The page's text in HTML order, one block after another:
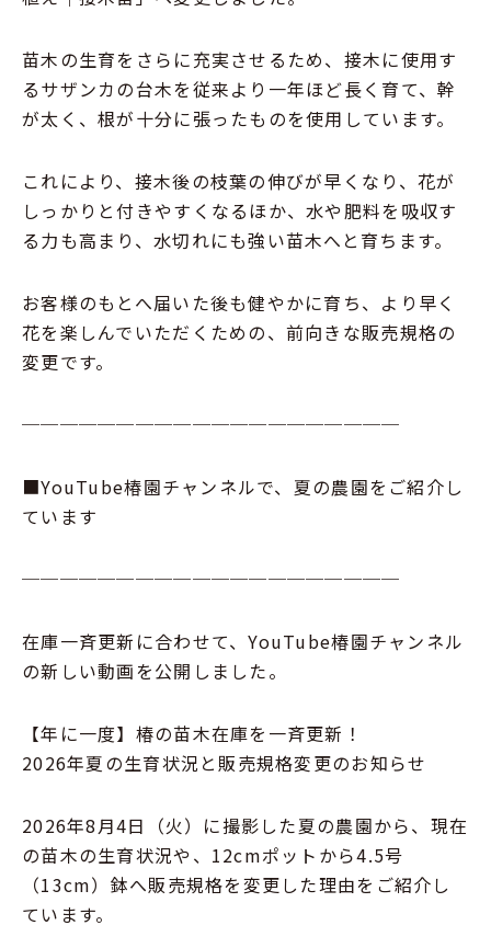
苗木の生育をさらに充実させるため、接木に使用す
るサザンカの台木を従来より一年ほど長く育て、幹
が太く、根が十分に張ったものを使用しています。
これにより、接木後の枝葉の伸びが早くなり、花が
しっかりと付きやすくなるほか、水や肥料を吸収す
る力も高まり、水切れにも強い苗木へと育ちます。
お客様のもとへ届いた後も健やかに育ち、より早く
花を楽しんでいただくための、前向きな販売規格の
変更です。
────────────────────
■YouTube椿園チャンネルで、夏の農園をご紹介し
ています
────────────────────
在庫一斉更新に合わせて、YouTube椿園チャンネル
の新しい動画を公開しました。
【年に一度】椿の苗木在庫を一斉更新！
2026年夏の生育状況と販売規格変更のお知らせ
2026年8月4日（火）に撮影した夏の農園から、現在
の苗木の生育状況や、12cmポットから4.5号
（13cm）鉢へ販売規格を変更した理由をご紹介し
ています。